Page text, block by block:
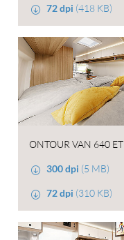
72 dpi (418 KB)
ONTOUR VAN 640 ET
300 dpi (5 MB)
72 dpi (310 KB)